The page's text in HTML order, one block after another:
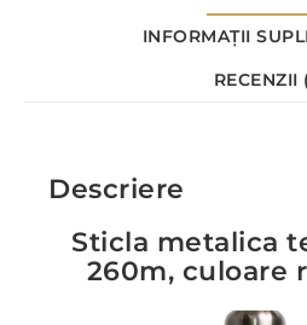
INFORMAȚII
RECENZII
Descriere
Sticla metalica
260m, culoare